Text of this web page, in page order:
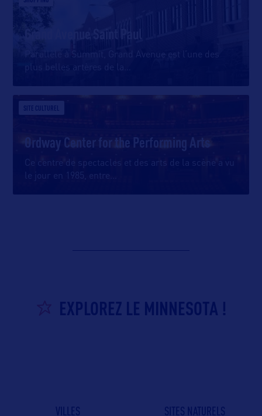
Grand Avenue Saint Paul
Parallèle à Summit, Grand Avenue est l’une des
plus belles artères de la
SITE CULTUREL
Ordway Center for the Performing Arts
Ce centre de spectacles et des arts de la scène a vu
le jour en 1985, entre
EXPLOREZ LE MINNESOTA !
VILLES SITES NATURELS